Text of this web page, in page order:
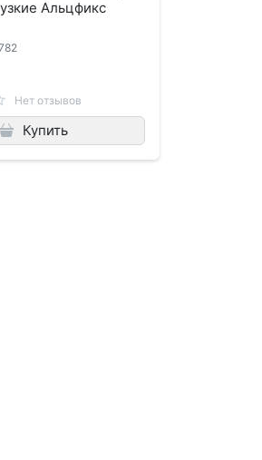
Альцфикс
Нет отзывов
Купить